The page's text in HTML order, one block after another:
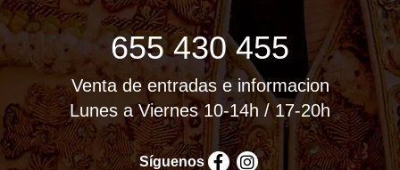
655 430 455
Venta de entradas e informacion
Lunes a Viernes 10-14h / 17-20h
Síguenos